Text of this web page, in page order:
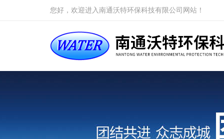
您好，欢迎进入南通沃特环保科技有限公司网站！